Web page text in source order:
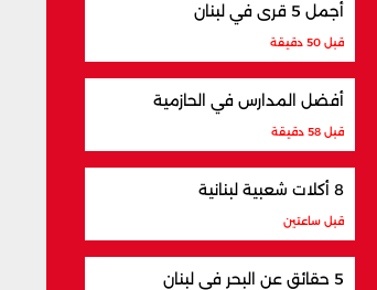
أجمل 5 قرى في لبنان
قبل 50 دقيقة
أفضل المدارس في الحازمية
قبل 58 دقيقة
8 أكلات شعبية لبنانية
قبل ساعتين
5 حقائق عن البحر في لبنان